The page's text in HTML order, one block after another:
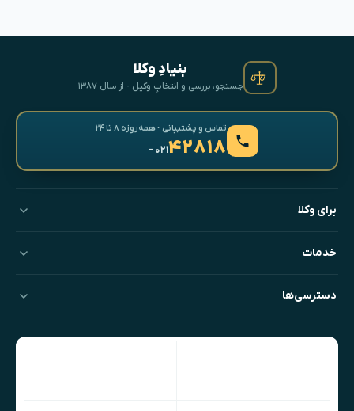
بنیادِ وکلا
جستجو، بررسی و انتخابِ وکیل · از سال ۱۳۸۷
تماس و پشتیبانی · همه‌روزه ۸ تا ۲۴
۴۲۸۱۸- ۰۲۱
برای وکلا
خدمات
دسترسی‌ها